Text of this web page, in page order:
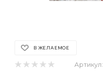
В ЖЕЛАЕМОЕ
Артикул: